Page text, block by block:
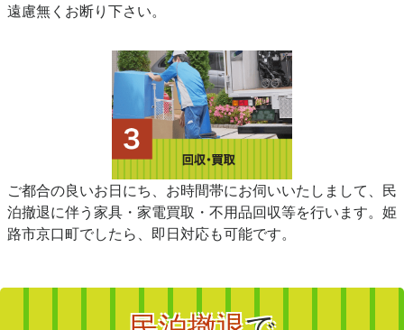
遠慮無くお断り下さい。
ご都合の良いお日にち、お時間帯にお伺いいたしまして、民
泊撤退に伴う家具・家電買取・不用品回収等を行います。姫
路市京口町でしたら、即日対応も可能です。